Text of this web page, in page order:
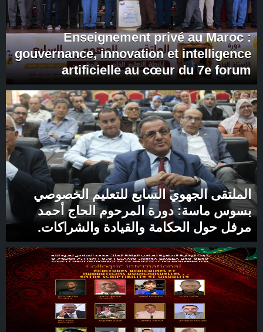
Enseignement privé au Maroc :
gouvernance, innovation et intelligence
artificielle au cœur du 7e forum
régional de Souss-Massa
الملتقى الجهوي السابع للتعليم الخصوصي
بسوس ماسة: دورة المرحوم الحاج أحمد
مرفل حول الحكامة والقيادة والشراكات.